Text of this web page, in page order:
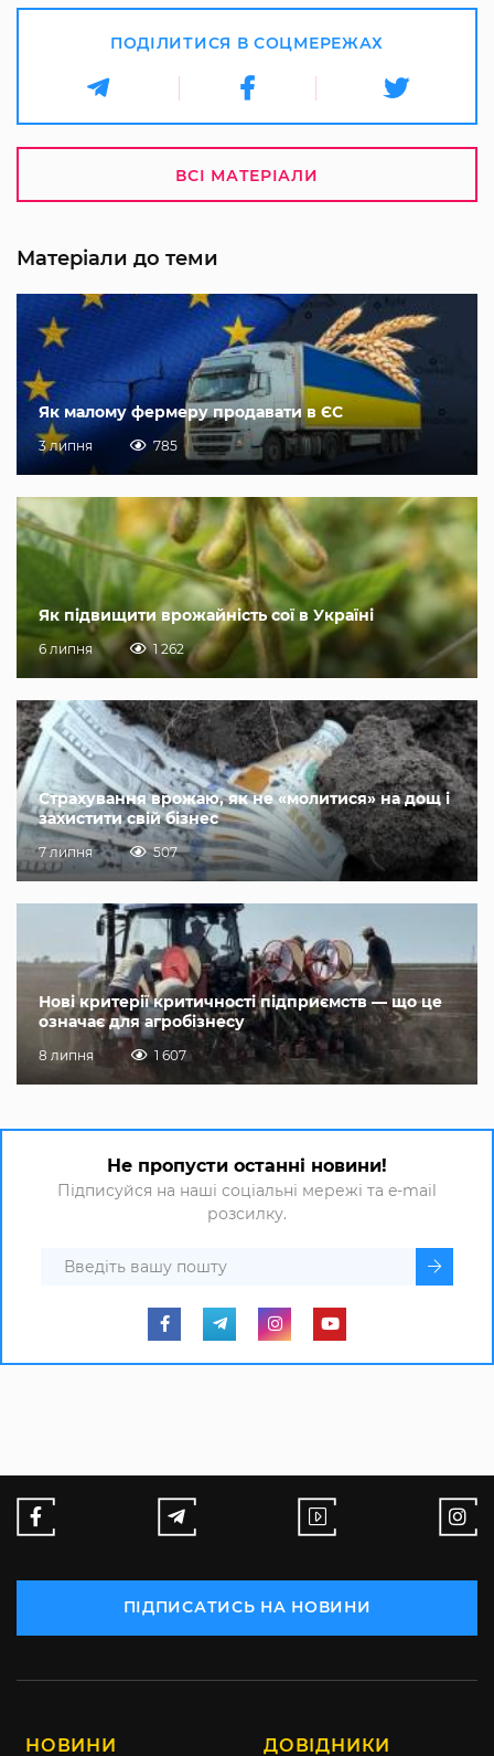
ПОДІЛИТИСЯ В СОЦМЕРЕЖАХ
ВСІ МАТЕРІАЛИ
Матеріали до теми
Як малому фермеру продавати в ЄС
3 липня 785
Як підвищити врожайність сої в Україні
6 липня 1 262
Страхування врожаю, як не «молитися» на дощ і
захистити свій бізнес
7 липня 507
Нові критерії критичності підприємств — що це
означає для агробізнесу
8 липня 1 607
Не пропусти останні новини!
Підписуйся на наші соціальні мережі та e-mail
розсилку.
ПІДПИСАТИСЬ НА НОВИНИ
НОВИНИ ДОВІДНИКИ